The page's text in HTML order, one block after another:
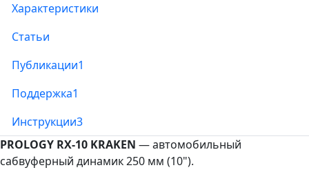
Характеристики
Статьи
Публикации1
Поддержка1
Инструкции3
PROLOGY RX-10 KRAKEN — автомобильный
сабвуферный динамик 250 мм (10").